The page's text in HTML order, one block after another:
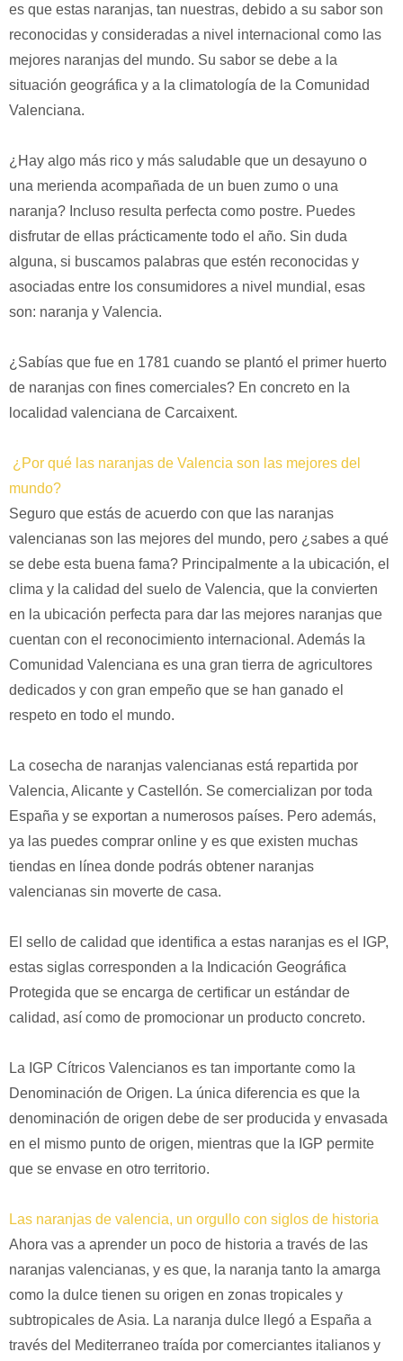
es que estas naranjas, tan nuestras, debido a su sabor son
reconocidas y consideradas a nivel internacional como las
mejores naranjas del mundo. Su sabor se debe a la
situación geográfica y a la climatología de la Comunidad
Valenciana.
¿Hay algo más rico y más saludable que un desayuno o
una merienda acompañada de un buen zumo o una
naranja? Incluso resulta perfecta como postre. Puedes
disfrutar de ellas prácticamente todo el año. Sin duda
alguna, si buscamos palabras que estén reconocidas y
asociadas entre los consumidores a nivel mundial, esas
son: naranja y Valencia.
¿Sabías que fue en 1781 cuando se plantó el primer huerto
de naranjas con fines comerciales? En concreto en la
localidad valenciana de Carcaixent.
¿Por qué las naranjas de Valencia son las mejores del
mundo?
Seguro que estás de acuerdo con que las naranjas
valencianas son las mejores del mundo, pero ¿sabes a qué
se debe esta buena fama? Principalmente a la ubicación, el
clima y la calidad del suelo de Valencia, que la convierten
en la ubicación perfecta para dar las mejores naranjas que
cuentan con el reconocimiento internacional. Además la
Comunidad Valenciana es una gran tierra de agricultores
dedicados y con gran empeño que se han ganado el
respeto en todo el mundo.
La cosecha de naranjas valencianas está repartida por
Valencia, Alicante y Castellón. Se comercializan por toda
España y se exportan a numerosos países. Pero además,
ya las puedes comprar online y es que existen muchas
tiendas en línea donde podrás obtener naranjas
valencianas sin moverte de casa.
El sello de calidad que identifica a estas naranjas es el IGP,
estas siglas corresponden a la Indicación Geográfica
Protegida que se encarga de certificar un estándar de
calidad, así como de promocionar un producto concreto.
La IGP Cítricos Valencianos es tan importante como la
Denominación de Origen. La única diferencia es que la
denominación de origen debe de ser producida y envasada
en el mismo punto de origen, mientras que la IGP permite
que se envase en otro territorio.
Las naranjas de valencia, un orgullo con siglos de historia
Ahora vas a aprender un poco de historia a través de las
naranjas valencianas, y es que, la naranja tanto la amarga
como la dulce tienen su origen en zonas tropicales y
subtropicales de Asia. La naranja dulce llegó a España a
través del Mediterraneo traída por comerciantes italianos y